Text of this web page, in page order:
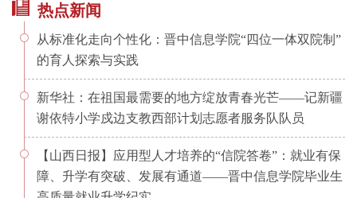
热点新闻
从标准化走向个性化：晋中信息学院“四位一体双院制”
的育人探索与实践
新华社：在祖国最需要的地方绽放青春光芒——记新疆
谢依特小学戍边支教西部计划志愿者服务队队员
【山西日报】应用型人才培养的“信院答卷”：就业有保
障、升学有突破、发展有通道——晋中信息学院毕业生